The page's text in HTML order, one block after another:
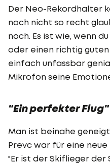
Der Neo-Rekordhalter
noch nicht so recht
noch. Es ist wie, wenn
oder einen richtig guten
einfach unfassbar
Mikrofon seine
"Ein perfekter Flug"
Man ist beinahe
Prevc war für eine
"Er ist der Skiflieger der